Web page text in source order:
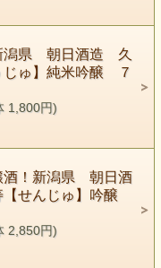
潟県 朝日酒造 久
ゅ】純米吟醸 ７
1,800円)
酒！新潟県 朝日酒
せんじゅ】吟醸
2,850円)